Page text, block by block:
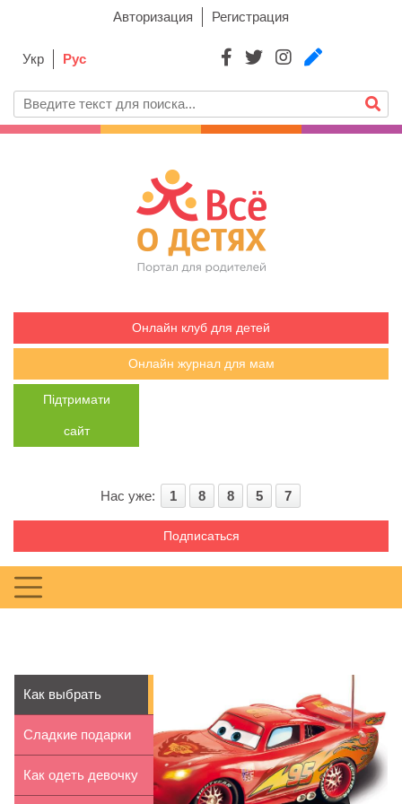
Авторизация Регистрация
Укр Рус
Онлайн клуб для детей
Онлайн журнал для мам
Підтримати
сайт
Нас уже: 1 8 8 5 7
Подписаться
Как выбрать
радиоуправляемую
ма...
Сладкие подарки
детям на Новый
Как одеть девочку